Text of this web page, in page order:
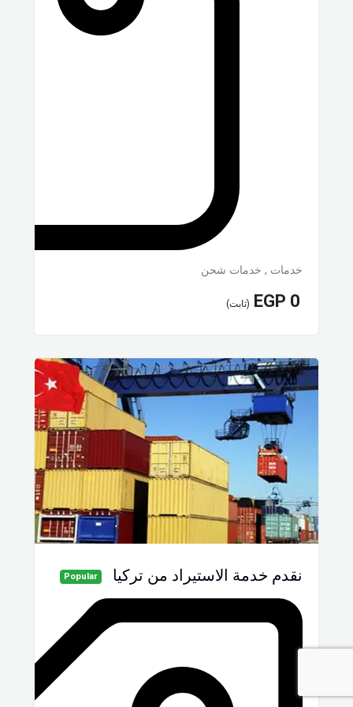
خدمات , خدمات شحن
EGP 0 (ثابت)
نقدم خدمة الاستيراد من تركيا Popular